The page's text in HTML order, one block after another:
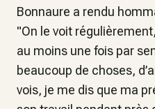
Bonnaure a rendu
"On le voit
au moins une fois par
beaucoup de choses,
vois, je me dis que ma